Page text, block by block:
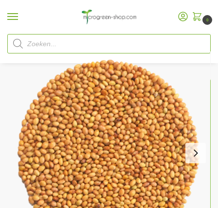
0
Startpagina / Microgreen Shop